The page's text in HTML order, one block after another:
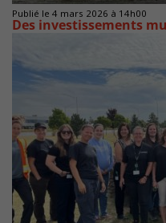
Publié le 4 mars 2026 à 14h00
Des investissements